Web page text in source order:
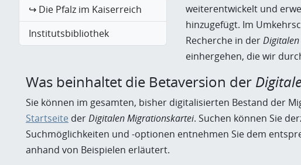
↪ Die Pfalz im Kaiserreich
Institutsbibliothek
weiterentwickelt und
hinzugefügt. Im
Recherche in der
einhergehen, die wir
Was beinhaltet die Betaversion der
Sie können im gesamten, bisher digitalisierten Bestand der
Startseite derDigitalen Migrationskartei. Suchen können Sie
Suchmöglichkeiten und -optionen entnehmen Sie dem
anhand von Beispielen erläutert.